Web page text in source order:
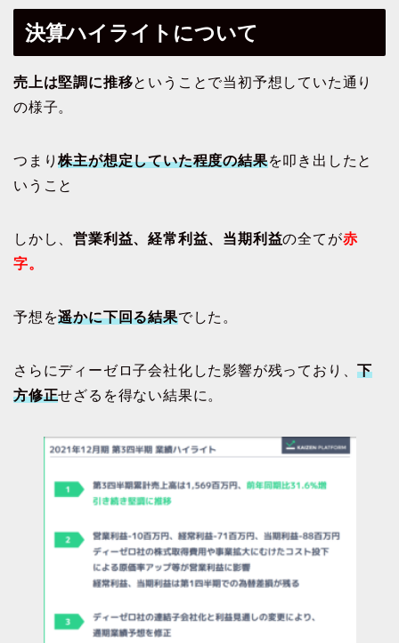
決算ハイライトについて
売上は堅調に推移ということで当初予想していた通り
の様子。
つまり株主が想定していた程度の結果を叩き出したと
いうこと
しかし、営業利益、経常利益、当期利益の全てが赤
字。
予想を遥かに下回る結果でした。
さらにディーゼロ子会社化した影響が残っており、下
方修正せざるを得ない結果に。